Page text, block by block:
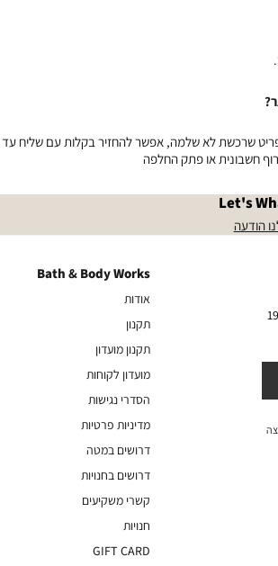
Let's
הודעה
let's
לניוזלטר שלנו בקניה מעל 199
Bath
Body
Works
Bath & Body Works
אודות
תקנון
תקנון מועדון
מועדון לקוחות
הסדרי נגישות
מדיניות פרטיות
דרושים במטה
דרושים בחנויות
קשרי משקיעים
חנויות
GIFT CARD